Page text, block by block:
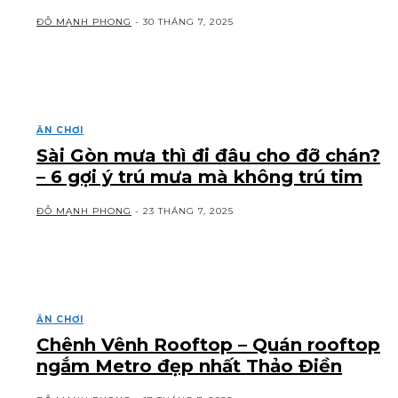
ĐỖ MẠNH PHONG - 30 THÁNG 7, 2025
ĂN CHƠI
Sài Gòn mưa thì đi đâu cho đỡ chán?
– 6 gợi ý trú mưa mà không trú tim
ĐỖ MẠNH PHONG - 23 THÁNG 7, 2025
ĂN CHƠI
Chênh Vênh Rooftop – Quán rooftop
ngắm Metro đẹp nhất Thảo Điền